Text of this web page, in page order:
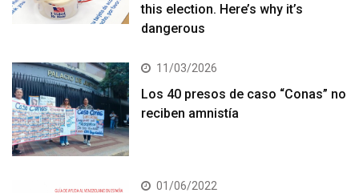
this election. Here’s why it’s
dangerous
11/03/2026
Los 40 presos de caso “Conas” no
reciben amnistía
01/06/2022